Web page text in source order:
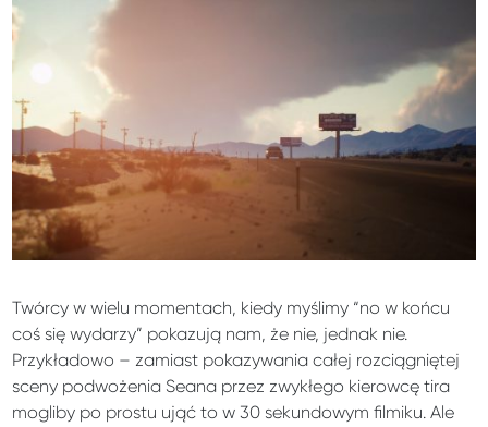
Twórcy w wielu momentach, kiedy myślimy “no w końcu
coś się wydarzy” pokazują nam, że nie, jednak nie.
Przykładowo – zamiast pokazywania całej rozciągniętej
sceny podwożenia Seana przez zwykłego kierowcę tira
mogliby po prostu ująć to w 30 sekundowym filmiku. Ale